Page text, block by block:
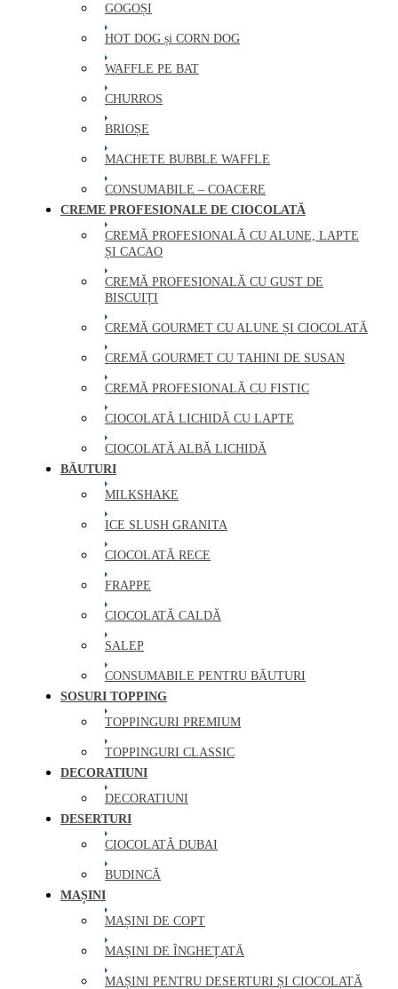
GOGOȘI
HOT DOG și CORN DOG
WAFFLE PE BAT
CHURROS
BRIOȘE
MACHETE BUBBLE WAFFLE
CONSUMABILE – COACERE
CREME PROFESIONALE DE CIOCOLATĂ
CREMĂ PROFESIONALĂ CU ALUNE, LAPTE
ȘI CACAO
CREMĂ PROFESIONALĂ CU GUST DE
BISCUIȚI
CREMĂ GOURMET CU ALUNE ȘI CIOCOLATĂ
CREMĂ GOURMET CU TAHINI DE SUSAN
CREMĂ PROFESIONALĂ CU FISTIC
CIOCOLATĂ LICHIDĂ CU LAPTE
CIOCOLATĂ ALBĂ LICHIDĂ
BĂUTURI
MILKSHAKE
ICE SLUSH GRANITA
CIOCOLATĂ RECE
FRAPPE
CIOCOLATĂ CALDĂ
SALEP
CONSUMABILE PENTRU BĂUTURI
SOSURI TOPPING
TOPPINGURI PREMIUM
TOPPINGURI CLASSIC
DECORATIUNI
DECORATIUNI
DESERTURI
CIOCOLATĂ DUBAI
BUDINCĂ
MAȘINI
MAȘINI DE COPT
MAȘINI DE ÎNGHEȚATĂ
MAȘINI PENTRU DESERTURI ȘI CIOCOLATĂ